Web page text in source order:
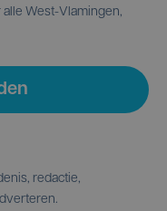
West-Vlamingen,
redactie,